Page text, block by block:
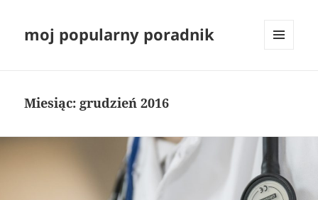
moj popularny poradnik
Miesiąc: grudzień 2016